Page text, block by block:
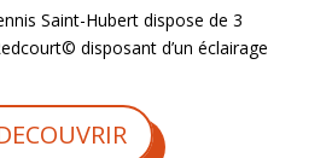
Saint-Hubert dispose de 3
disposant d’un éclairage